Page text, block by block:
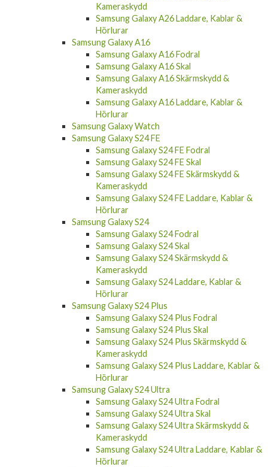
Kameraskydd
Samsung Galaxy A26 Laddare, Kablar &
Hörlurar
Samsung Galaxy A16
Samsung Galaxy A16 Fodral
Samsung Galaxy A16 Skal
Samsung Galaxy A16 Skärmskydd &
Kameraskydd
Samsung Galaxy A16 Laddare, Kablar &
Hörlurar
Samsung Galaxy Watch
Samsung Galaxy S24 FE
Samsung Galaxy S24 FE Fodral
Samsung Galaxy S24 FE Skal
Samsung Galaxy S24 FE Skärmskydd &
Kameraskydd
Samsung Galaxy S24 FE Laddare, Kablar &
Hörlurar
Samsung Galaxy S24
Samsung Galaxy S24 Fodral
Samsung Galaxy S24 Skal
Samsung Galaxy S24 Skärmskydd &
Kameraskydd
Samsung Galaxy S24 Laddare, Kablar &
Hörlurar
Samsung Galaxy S24 Plus
Samsung Galaxy S24 Plus Fodral
Samsung Galaxy S24 Plus Skal
Samsung Galaxy S24 Plus Skärmskydd &
Kameraskydd
Samsung Galaxy S24 Plus Laddare, Kablar &
Hörlurar
Samsung Galaxy S24 Ultra
Samsung Galaxy S24 Ultra Fodral
Samsung Galaxy S24 Ultra Skal
Samsung Galaxy S24 Ultra Skärmskydd &
Kameraskydd
Samsung Galaxy S24 Ultra Laddare, Kablar &
Hörlurar